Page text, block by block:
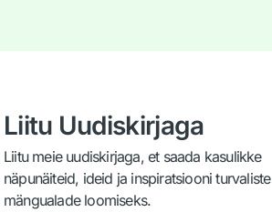
Liitu Uudiskirjaga
Liitu meie uudiskirjaga, et saada kasulikke
näpunäiteid, ideid ja inspiratsiooni turvaliste
mängualade loomiseks.